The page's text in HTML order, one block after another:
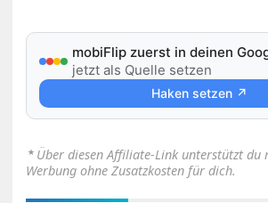
mobiFlip zuerst in deinen
jetzt als Quelle setzen
Haken setzen ↗
⋆ Über diesen Affiliate-Link unterstützt du
Werbung ohne Zusatzkosten für dich.